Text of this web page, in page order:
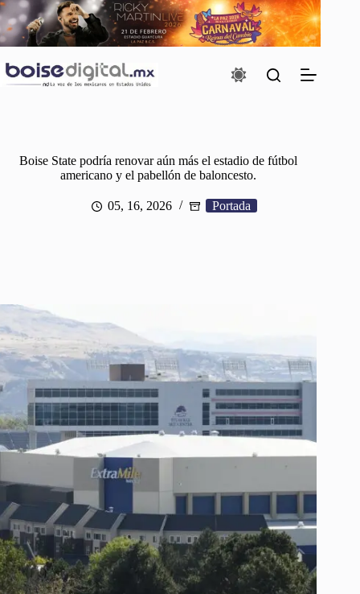
Saltar
al
contenido
Boise State podría renovar aún más el estadio de fútbol
americano y el pabellón de baloncesto.
05, 16, 2026 Portada